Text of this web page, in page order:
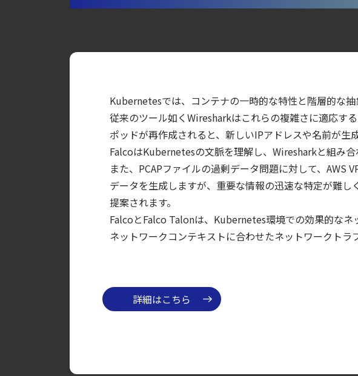
【ブログ】コンテナセキュリティとは？クラウドネイティブ時代に
【ブログ】AI が 2026 年に脅威の状況を根本から変えた 4 つの側面
【ブログ】CTEMとは何か｜攻撃者視点でクラウドの弱点を可視化す
【ブログ】JADEPUFFER の進化：エージェント型脅威アクターが
【ブログ】CNAPP選定ガイド｜計画フェーズで失敗しない統合プラ
【お知らせ】ブログを更新しました
【ブログ】セキュリティ運用の効率化を実現するSysdigとSIEMの連
【ブログ】CSPMとは？クラウド構成ミスを未然に防ぐSecurity
【ブログ】セキュリティブリーフィング：2026年6月
検知イベント取り扱いの課題と解消策
Kubernetesでは、コンテナの一時的な特性と階層的な
従来のツール如くWiresharkはこれらの複雑さに適応す
ポッドが再作成されると、新しいIPアドレスや名前が生
FalcoはKubernetesの文脈を理解し、Wiresharkと組み
また、PCAPファイルの過剰データ問題に対して、AWS
データを生成しますが、重要な情報の迅速な特定が難
提案されます。
FalcoとFalco Talonは、Kubernetes環境での効果的な
ネットワークコンテキストに合わせたネットワークトラ
詳細はこちら